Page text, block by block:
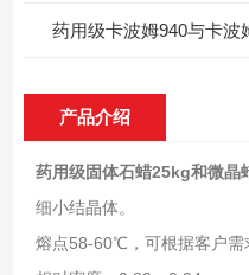
药用级卡波姆940与卡波
产品介绍
药用级固体石蜡25kg和微晶
细小结晶体。
熔点58-60℃，可根据客户需